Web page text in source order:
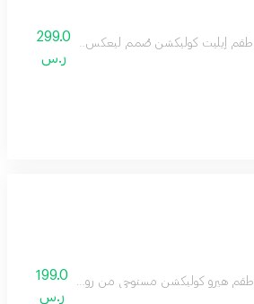
طقم إيليت كوليكشن صُمم ليعكس مفهوم الفخامة
299.0
ر.س
طقم هيرو كوليكشن مستوحى من روح المغامرة والطاقة
199.0
ر.س